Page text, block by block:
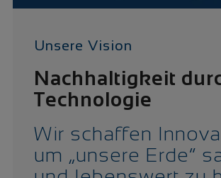
Unsere Vision
Nachhaltigkeit
Technologie
Wir schaffen
um „unsere Erde“